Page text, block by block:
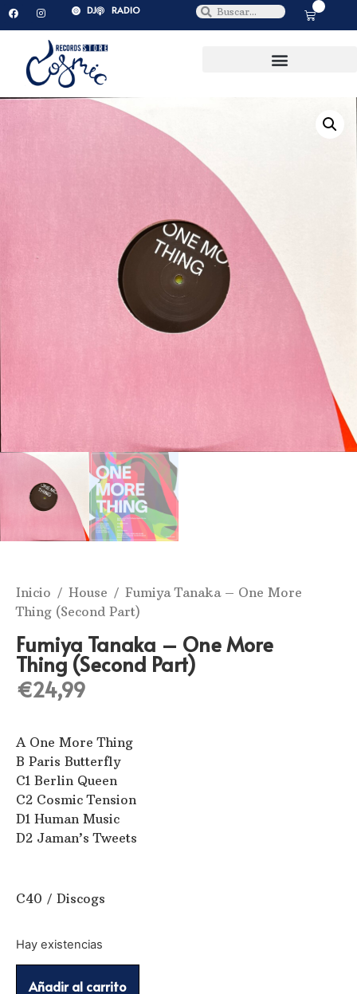
DJ RADIO
Inicio / House / Fumiya Tanaka – One More
Thing (Second Part)
Fumiya Tanaka – One More
Thing (Second Part)
€24,99
A One More Thing
B Paris Butterfly
C1 Berlin Queen
C2 Cosmic Tension
D1 Human Music
D2 Jaman’s Tweets
C40 / Discogs
Hay existencias
Añadir al carrito